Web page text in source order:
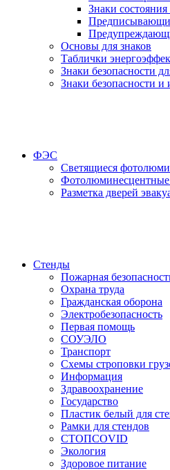
Знаки состояния
Основы для знаков
Таблички
Знаки безопасности
Знаки
ФЭС
Светящиеся
Разметка дверей
Стенды
Пожарная
Охрана труда
Гражданская оборона
Электробезопасность
Первая помощь
СОУЭЛО
Транспорт
Схемы строповки
Информация
Здравоохранение
Государство
Пластик белый для
Рамки для стендов
СТОПCOVID
Экология
Здоровое питание